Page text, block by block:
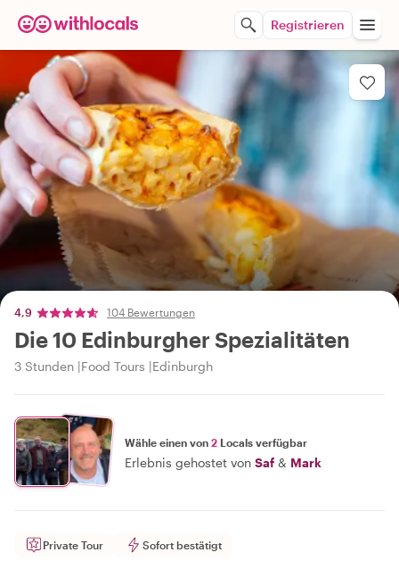
Registrieren
4,9 104 Bewertungen
Die 10 Edinburgher Spezialitäten
3 Stunden Food Tours Edinburgh
Wähle einen von 2 Locals verfügbar
Erlebnis gehostet von Saf & Mark
Private Tour Sofort bestätigt